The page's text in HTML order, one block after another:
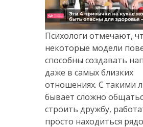
Психологи отмечают,
некоторые модели
способны создавать
даже в самых близких
отношениях. С такими
бывает сложно
строить дружбу,
просто находиться